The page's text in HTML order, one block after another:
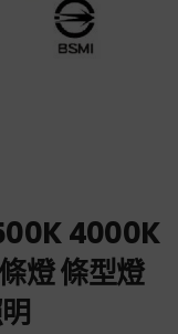
4000K
燈 條型燈